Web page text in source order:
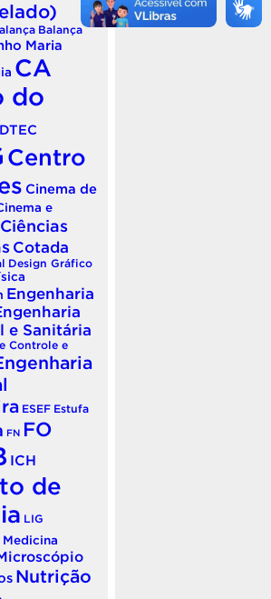
Balança
Maria
CA
do
Centro
Cinema de
e
Ciências
Cotada
Design Gráfico
Engenharia
e Sanitária
Controle e
ESEF Estufa
FN FO
ICH
de
LIG
Medicina
Nutrição